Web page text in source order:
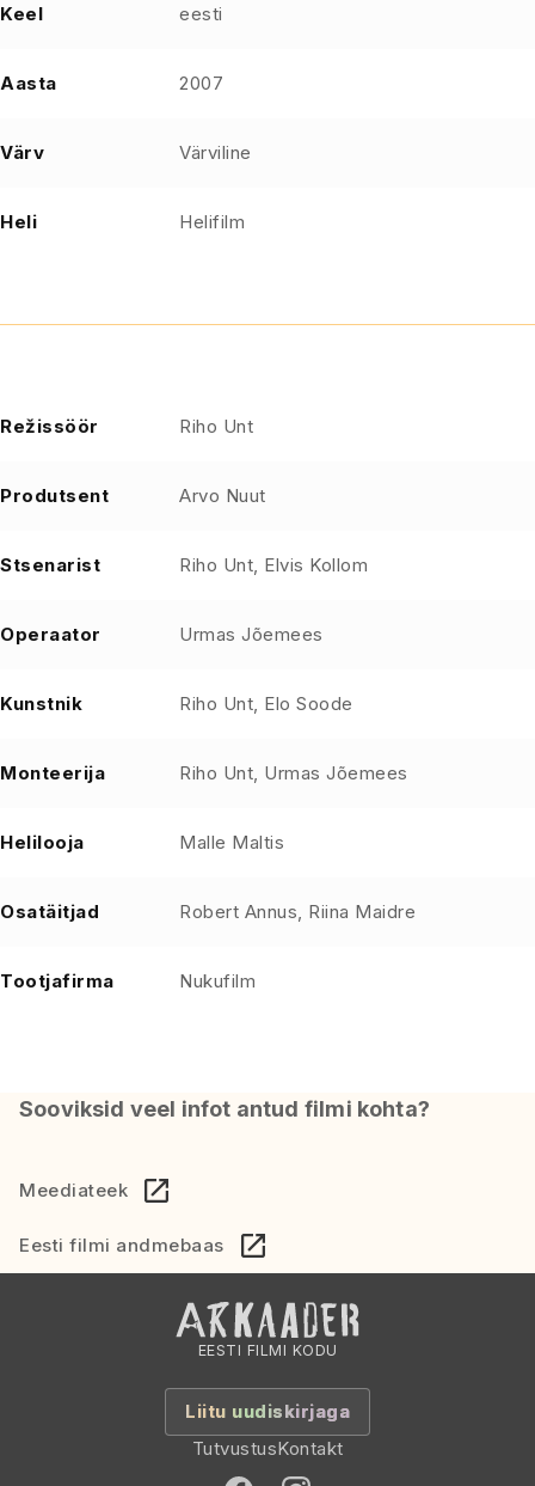
Keel eesti
Aasta 2007
Värv Värviline
Heli Helifilm
Režissöör Riho Unt
Produtsent Arvo Nuut
Stsenarist Riho Unt, Elvis Kollom
Operaator Urmas Jõemees
Kunstnik Riho Unt, Elo Soode
Monteerija Riho Unt, Urmas Jõemees
Helilooja Malle Maltis
Osatäitjad Robert Annus, Riina Maidre
Tootjafirma Nukufilm
Sooviksid veel infot antud filmi kohta?
Meediateek
Eesti filmi andmebaas
EESTI FILMI KODU
Liitu uudiskirjaga
TutvustusKontakt